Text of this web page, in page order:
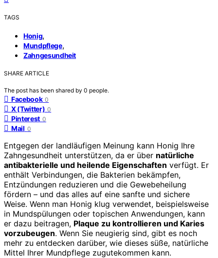
TAGS
Honig,
Mundpflege,
Zahngesundheit
SHARE ARTICLE
The post has been shared by 0 people.
Facebook 0
X (Twitter) 0
Pinterest 0
Mail 0
Entgegen der landläufigen Meinung kann Honig Ihre
Zahngesundheit unterstützen, da er über natürliche
antibakterielle und heilende Eigenschaften verfügt. Er
enthält Verbindungen, die Bakterien bekämpfen,
Entzündungen reduzieren und die Gewebeheilung
fördern – und das alles auf eine sanfte und sichere
Weise. Wenn man Honig klug verwendet, beispielsweise
in Mundspülungen oder topischen Anwendungen, kann
er dazu beitragen, Plaque zu kontrollieren und Karies
vorzubeugen. Wenn Sie neugierig sind, gibt es noch
mehr zu entdecken darüber, wie dieses süße, natürliche
Mittel Ihrer Mundpflege zugutekommen kann.